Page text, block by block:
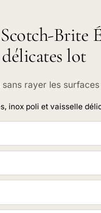
Brite
délicates lot
rayer les
inox poli et vaisselle